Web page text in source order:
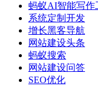
蚂蚁AI智能写作
系统定制开发
增长黑客导航
网站建设头条
蚂蚁搜索
网站建设问答
SEO优化